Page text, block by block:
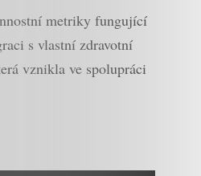
metriky fungující
s vlastní zdravotní
vznikla ve spolupráci